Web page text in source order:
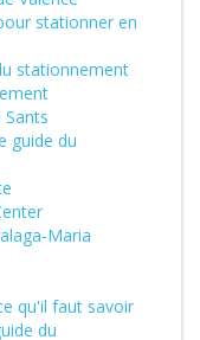
stationner en
stationnement
guide du
Maria
qu'il faut savoir
du